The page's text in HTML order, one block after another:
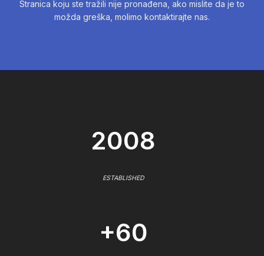
Stranica koju ste tražili nije pronađena, ako mislite da je to
možda greška, molimo kontaktirajte nas.
2008
ESTABLISHED
+60